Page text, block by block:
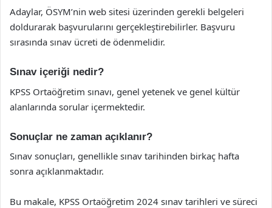
Adaylar, ÖSYM’nin web sitesi üzerinden gerekli belgeleri
doldurarak başvurularını gerçekleştirebilirler. Başvuru
sırasında sınav ücreti de ödenmelidir.
Sınav içeriği nedir?
KPSS Ortaöğretim sınavı, genel yetenek ve genel kültür
alanlarında sorular içermektedir.
Sonuçlar ne zaman açıklanır?
Sınav sonuçları, genellikle sınav tarihinden birkaç hafta
sonra açıklanmaktadır.
Bu makale, KPSS Ortaöğretim 2024 sınav tarihleri ve süreci